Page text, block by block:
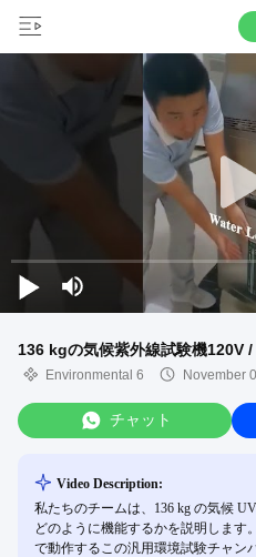
136 kgの気候紫外線試験機120V
Environmental 6 November
チャット
Video Description:
私たちのチームは、136 kg の気候
どのように機能するかを説明します
で動作するこの汎用環境試験チャン